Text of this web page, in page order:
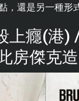
，還是另一種形
上癮(港)
房傑克造